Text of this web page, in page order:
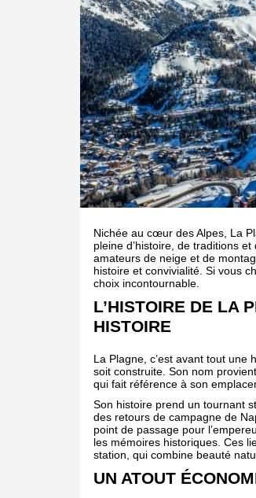
Nichée au cœur des Alpes, La
pleine d’histoire, de traditions
amateurs de neige et de
histoire et convivialité. Si vous
choix incontournable.
L’HISTOIRE DE LA
HISTOIRE
La Plagne, c’est avant tout une
soit construite. Son nom
qui fait référence à son
Son histoire prend un tournant
des retours de campagne de
point de passage pour
les mémoires historiques. Ces
station, qui combine beauté
UN ATOUT